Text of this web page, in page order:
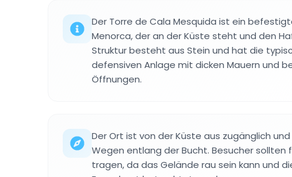
Der Torre de Cala Mesquida ist ein
Menorca, der an der Küste steht und den
Struktur besteht aus Stein und hat die
defensiven Anlage mit dicken Mauern und
Öffnungen.
Der Ort ist von der Küste aus zugänglich
Wegen entlang der Bucht. Besucher sollten
tragen, da das Gelände rau sein kann und